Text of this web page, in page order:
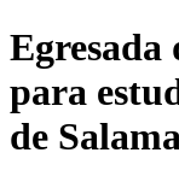
Egresada
para
de